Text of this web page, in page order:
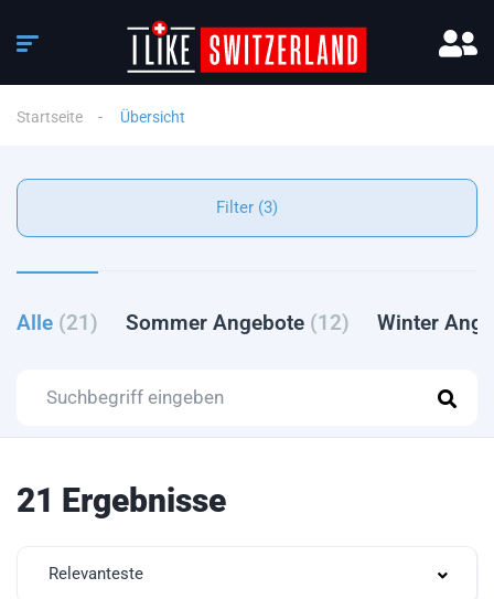
Startseite Übersicht
Filter (3)
Alle (21) Sommer Angebote (12) Winter
21 Ergebnisse
Relevanteste